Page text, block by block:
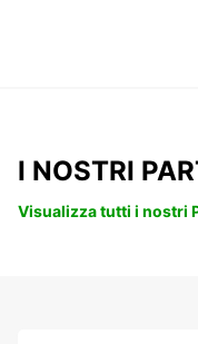
I NOSTRI
Visualizza tutti i nostri